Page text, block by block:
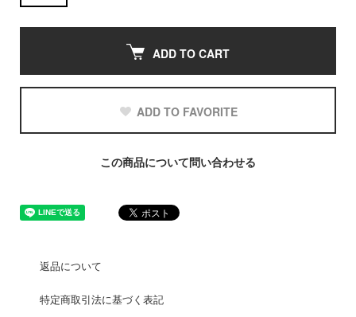
ADD TO CART
ADD TO FAVORITE
この商品について問い合わせる
返品について
特定商取引法に基づく表記